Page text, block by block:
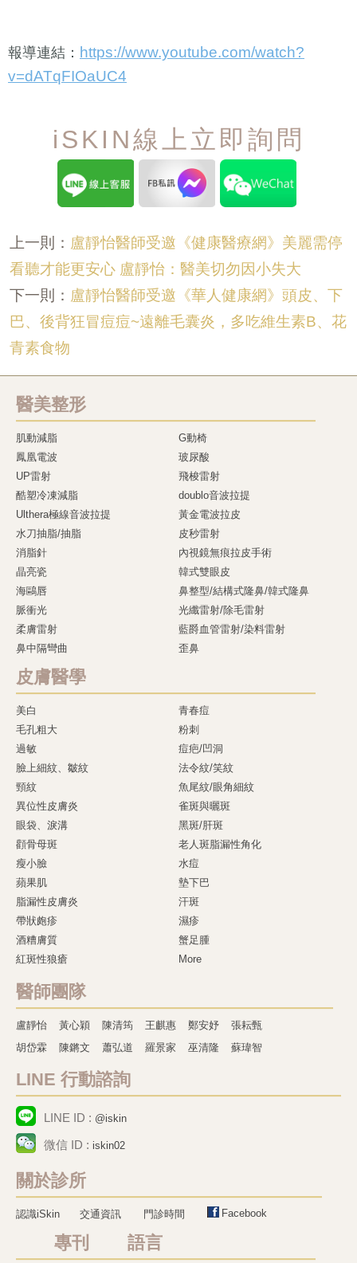
報導連結： https://www.youtube.com/watch?
v=dATqFIOaUC4
iSKIN線上立即詢問
上一則： 盧靜怡醫師受邀《健康醫療網》美麗需停
看聽才能更安心 盧靜怡：醫美切勿因小失大
下一則： 盧靜怡醫師受邀《華人健康網》頭皮、下
巴、後背狂冒痘痘~遠離毛囊炎，多吃維生素B、花
青素食物
醫美整形
肌動減脂
G動椅
鳳凰電波
玻尿酸
UP雷射
飛梭雷射
酷塑冷凍減脂
doublo音波拉提
Ulthera極線音波拉提
黃金電波拉皮
水刀抽脂/抽脂
皮秒雷射
消脂針
內視鏡無痕拉皮手術
晶亮瓷
韓式雙眼皮
海鷗唇
鼻整型/結構式隆鼻/韓式隆鼻
脈衝光
光纖雷射/除毛雷射
柔膚雷射
藍爵血管雷射/染料雷射
鼻中隔彎曲
歪鼻
皮膚醫學
美白
青春痘
毛孔粗大
粉刺
過敏
痘疤/凹洞
臉上細紋、皺紋
法令紋/笑紋
頸紋
魚尾紋/眼角細紋
異位性皮膚炎
雀斑與曬斑
眼袋、淚溝
黑斑/肝斑
顴骨母斑
老人斑脂漏性角化
瘦小臉
水痘
蘋果肌
墊下巴
脂漏性皮膚炎
汗斑
帶狀皰疹
濕疹
酒糟膚質
蟹足腫
紅斑性狼瘡
More
醫師團隊
盧靜怡 黃心穎 陳清筠 王麒惠 鄭安妤
張耘甄
胡岱霖
陳鏘文 蕭弘道 羅景家 巫清隆 蘇瑋智
LINE 行動諮詢
LINE ID : @iskin
微信 ID : iskin02
關於診所
認識iSkin 交通資訊 門診時間 Facebook
專刊 語言